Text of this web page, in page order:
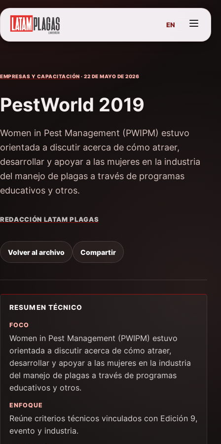
EN
EMPRESAS Y CAPACITACIÓN · 22 DE MAYO DE 2026
PestWorld 2019
Women in Pest Management (PWIPM) estuvo
orientada a discutir acerca de cómo atraer,
desarrollar y apoyar a las mujeres en la industria
del manejo de plagas a través de programas
educativos y otros.
REDACCIÓN LATAM PLAGAS
Volver al archivo Compartir
RESUMEN TÉCNICO
FOCO
Women in Pest Management (PWIPM) estuvo
orientada a discutir acerca de cómo atraer,
desarrollar y apoyar a las mujeres en la industria
del manejo de plagas a través de programas
educativos y otros.
ENFOQUE
Reúne criterios técnicos vinculados con Edición 9,
evento y industria.